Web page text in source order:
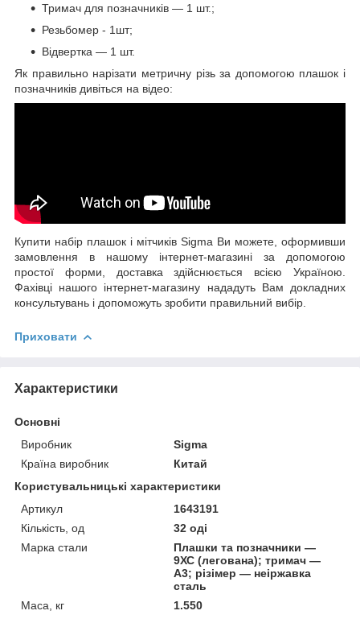
Тримач для позначників — 1 шт.;
Резьбомер - 1шт;
Відвертка — 1 шт.
Як правильно нарізати метричну різь за допомогою плашок і
позначників дивіться на відео:
Купити набір плашок і мітчиків Sigma Ви можете, оформивши
замовлення в нашому інтернет-магазині за допомогою
простої форми, доставка здійснюється всією Україною.
Фахівці нашого інтернет-магазину нададуть Вам докладних
консультувань і допоможуть зробити правильний вибір.
Приховати
Характеристики
Основні
Виробник
Sigma
Країна виробник
Китай
Користувальницькі характеристики
Артикул
1643191
Кількість, од
32 оді
Марка стали
Плашки та позначники —
9ХС (легована); тримач —
А3; різімер — неіржавка
сталь
Маса, кг
1.550